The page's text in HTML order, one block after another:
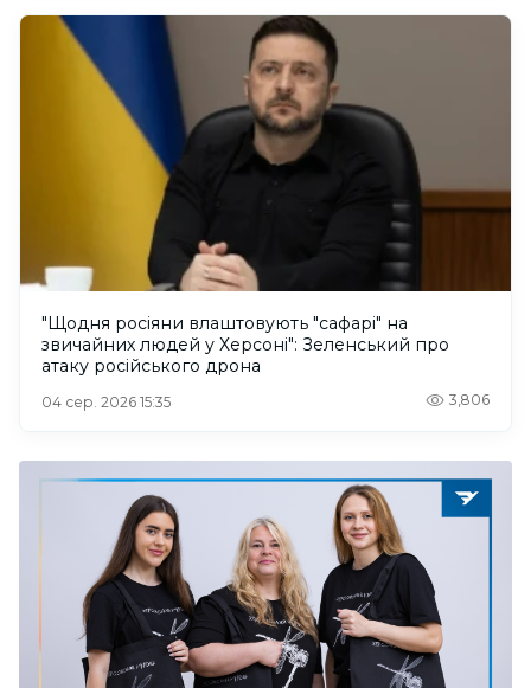
"Щодня росіяни влаштовують "сафарі" на
звичайних людей у Херсоні": Зеленський про
атаку російського дрона
04 сер. 2026 15:35 3,806